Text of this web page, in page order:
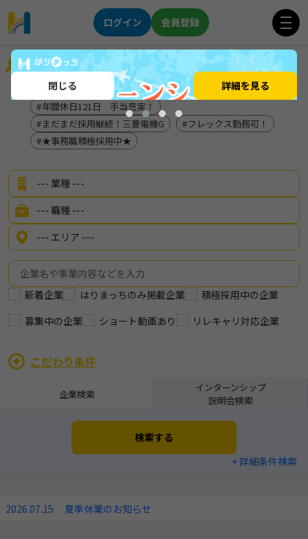
ログイン 会員登録
企業を探す
地元×グローバルに活躍
サンテレビ出演企業！
年間休日121日 手当充実！
まだまだ採用継続！三菱電機G
フレックス勤務可！
★事務職積極採用中★
新着企業 はりまっちのみ掲載企業
積極採用中の企業
募集中の企業
ショート動画あり リレキャリ対応企業
こだわり条件
企業検索
インターンシップ
説明会検索
検索する
+ 詳細条件検索
2026.07.15 夏季休業のお知らせ
閉じる 詳細を見る